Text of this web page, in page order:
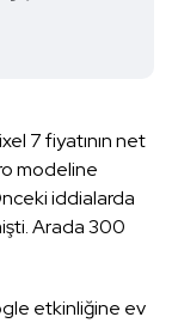
7 fiyatının net
modeline
iddialarda
Arada 300
etkinliğine ev